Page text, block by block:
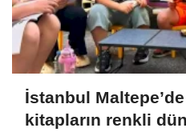
İstanbul
kitapların renkli